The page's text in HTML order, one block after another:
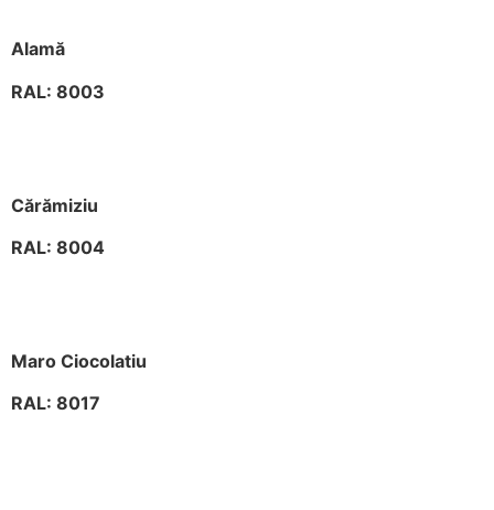
Alamă
RAL: 8003
Cărămiziu
RAL: 8004
Maro Ciocolatiu
RAL: 8017